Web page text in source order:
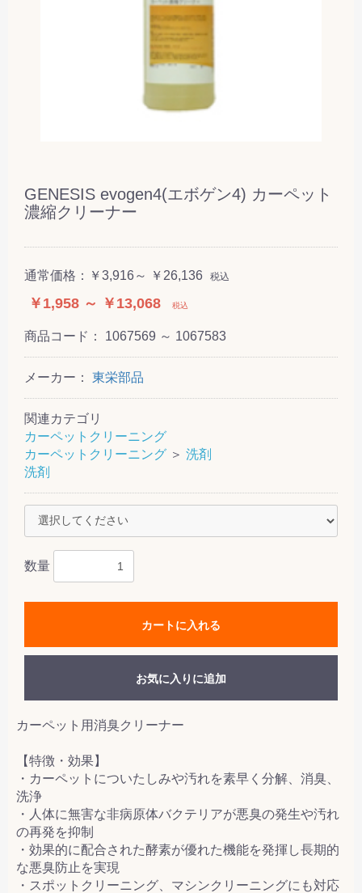
GENESIS evogen4(エボゲン4) カーペット
濃縮クリーナー
通常価格： ￥3,916～ ￥26,136 税込
￥1,958 ～ ￥13,068 税込
商品コード： 1067569 ～ 1067583
メーカー： 東栄部品
関連カテゴリ
カーペットクリーニング
カーペットクリーニング ＞ 洗剤
洗剤
数量
カートに入れる
お気に入りに追加
カーペット用消臭クリーナー
【特徴・効果】
・カーペットについたしみや汚れを素早く分解、消臭、
洗浄
・人体に無害な非病原体バクテリアが悪臭の発生や汚れ
の再発を抑制
・効果的に配合された酵素が優れた機能を発揮し長期的
な悪臭防止を実現
・スポットクリーニング、マシンクリーニングにも対応